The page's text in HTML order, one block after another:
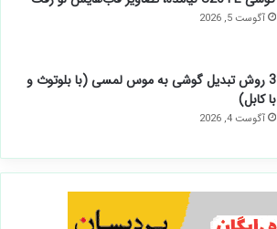
آگوست 5, 2026
3 روش تبدیل گوشی به موس لمسی (با بلوتوث و
با کابل)
آگوست 4, 2026